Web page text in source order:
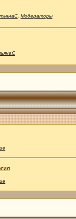
, Модераторы